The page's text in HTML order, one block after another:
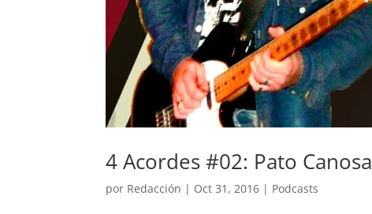
4 Acordes #02: Pato Canosa
por Redacción | Oct 31, 2016 | Podcasts